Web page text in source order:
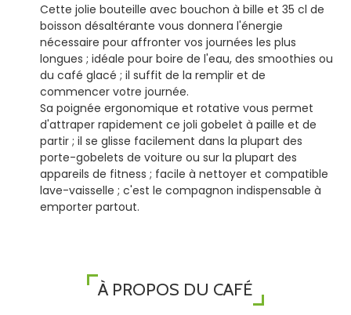
Cette jolie bouteille avec bouchon à bille et 35 cl de
boisson désaltérante vous donnera l'énergie
nécessaire pour affronter vos journées les plus
longues ; idéale pour boire de l'eau, des smoothies ou
du café glacé ; il suffit de la remplir et de
commencer votre journée.
Sa poignée ergonomique et rotative vous permet
d'attraper rapidement ce joli gobelet à paille et de
partir ; il se glisse facilement dans la plupart des
porte-gobelets de voiture ou sur la plupart des
appareils de fitness ; facile à nettoyer et compatible
lave-vaisselle ; c'est le compagnon indispensable à
emporter partout.
À PROPOS DU CAFÉ